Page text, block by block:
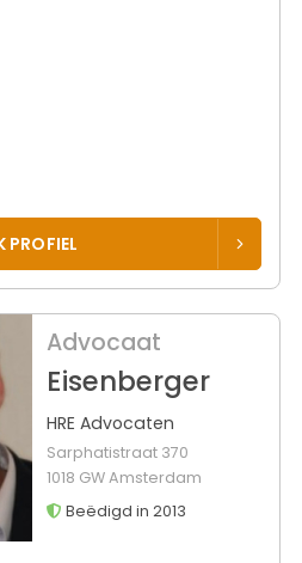
PROFIEL
Advocaat
Eisenberger
HRE Advocaten
Sarphatistraat 370
1018 GW Amsterdam
Beëdigd in 2013